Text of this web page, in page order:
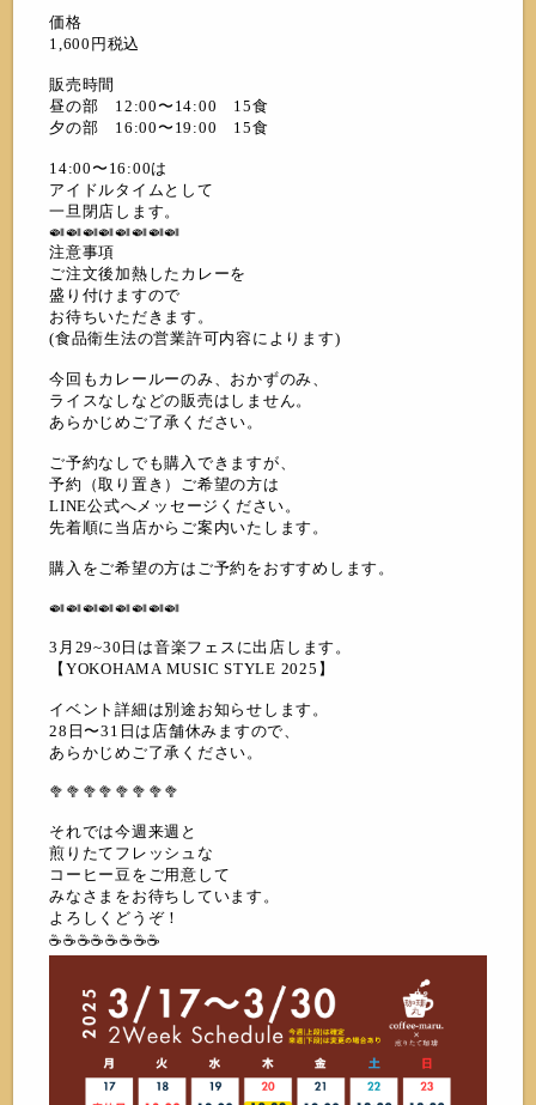
価格
1,600円税込
販売時間
昼の部 12:00〜14:00 15食
夕の部 16:00〜19:00 15食
14:00〜16:00は
アイドルタイムとして
一旦閉店します。
🍛🍛🍛🍛🍛🍛🍛🍛
注意事項
ご注文後加熱したカレーを
盛り付けますので
お待ちいただきます。
(食品衛生法の営業許可内容によります)
今回もカレールーのみ、おかずのみ、
ライスなしなどの販売はしません。
あらかじめご了承ください。
ご予約なしでも購入できますが、
予約（取り置き）ご希望の方は
LINE公式へメッセージください。
先着順に当店からご案内いたします。
購入をご希望の方はご予約をおすすめします。
🍛🍛🍛🍛🍛🍛🍛🍛
3月29~30日は音楽フェスに出店します。
【YOKOHAMA MUSIC STYLE 2025】
イベント詳細は別途お知らせします。
28日〜31日は店舗休みますので、
あらかじめご了承ください。
🥦🥦🥦🥦🥦🥦🥦🥦
それでは今週来週と
煎りたてフレッシュな
コーヒー豆をご用意して
みなさまをお待ちしています。
よろしくどうぞ！
☕️☕️☕️☕️☕️☕️☕️☕️